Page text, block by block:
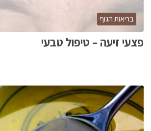
בריאות הגוף
פצעי זיעה – טיפול טבעי